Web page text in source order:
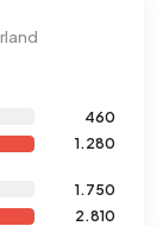
460
1.280
1.750
2.810